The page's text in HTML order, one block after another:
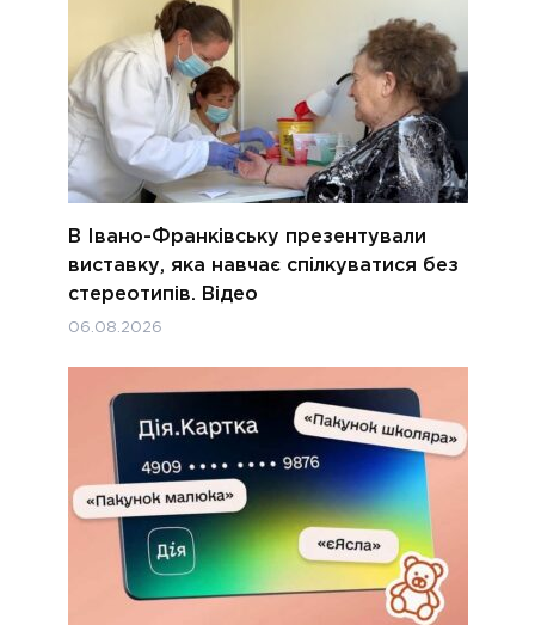
В Івано-Франківську презентували
виставку, яка навчає спілкуватися без
стереотипів. Відео
06.08.2026